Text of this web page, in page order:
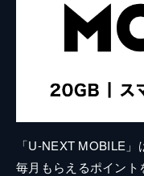
「U-NEXT MOBILE
毎月もらえるポイン